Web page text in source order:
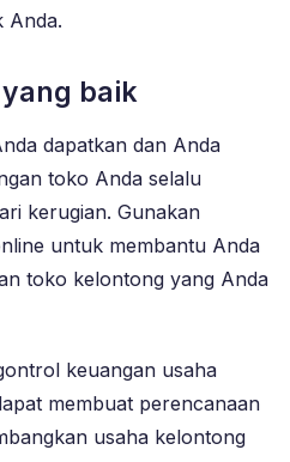
Anda.
baik
dapatkan dan Anda
toko Anda selalu
kerugian. Gunakan
untuk membantu Anda
toko kelontong yang Anda
keuangan usaha
membuat perencanaan
usaha kelontong